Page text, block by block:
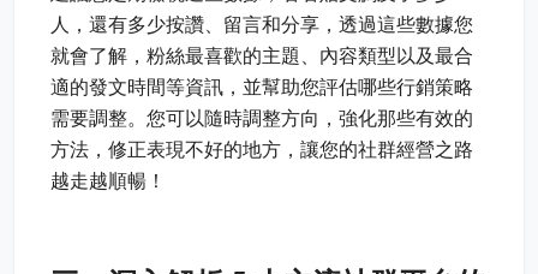
人，還有多少按讚、留言和分享，透過這些數據您
就會了解，粉絲最喜歡的主題、內容類型以及最合
適的發文時間等資訊，並幫助您評估哪些行銷策略
需要調整。您可以隨時調整方向，強化那些有效的
方法，修正表現不好的地方，讓您的社群經營之路
越走越順暢！